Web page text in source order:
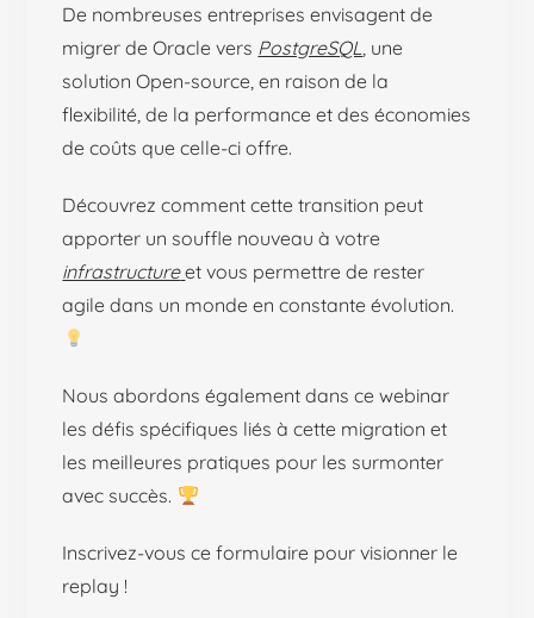
De nombreuses entreprises envisagent de
migrer de Oracle vers PostgreSQL, une
solution Open-source, en raison de la
flexibilité, de la performance et des économies
de coûts que celle-ci offre.
Découvrez comment cette transition peut
apporter un souffle nouveau à votre
infrastructure et vous permettre de rester
agile dans un monde en constante évolution.
Nous abordons également dans ce webinar
les défis spécifiques liés à cette migration et
les meilleures pratiques pour les surmonter
avec succès.
Inscrivez-vous ce formulaire pour visionner le
replay !